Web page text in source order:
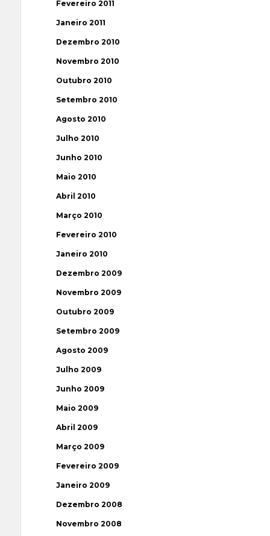
Fevereiro 2011
Janeiro 2011
Dezembro 2010
Novembro 2010
Outubro 2010
Setembro 2010
Agosto 2010
Julho 2010
Junho 2010
Maio 2010
Abril 2010
Março 2010
Fevereiro 2010
Janeiro 2010
Dezembro 2009
Novembro 2009
Outubro 2009
Setembro 2009
Agosto 2009
Julho 2009
Junho 2009
Maio 2009
Abril 2009
Março 2009
Fevereiro 2009
Janeiro 2009
Dezembro 2008
Novembro 2008